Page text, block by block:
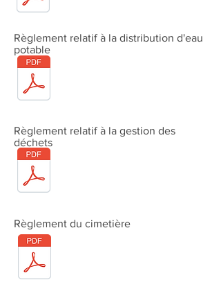
Règlement relatif à la distribution d'eau
potable
Règlement relatif à la gestion des
déchets
Règlement du cimetière